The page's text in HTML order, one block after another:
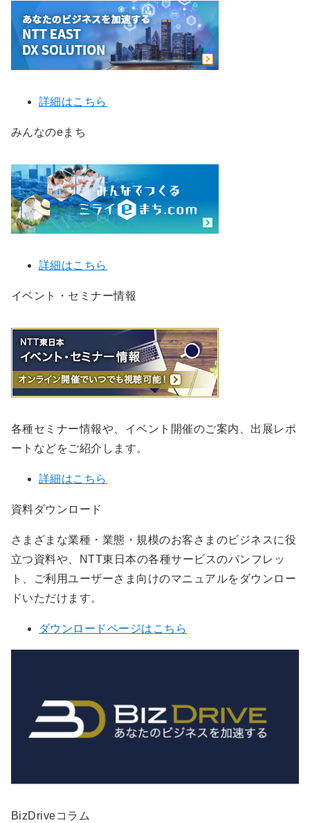
詳細はこちら
みんなのeまち
詳細はこちら
イベント・セミナー情報
各種セミナー情報や、イベント開催のご案内、出展レポ
ートなどをご紹介します。
詳細はこちら
資料ダウンロード
さまざまな業種・業態・規模のお客さまのビジネスに役
立つ資料や、NTT東日本の各種サービスのパンフレッ
ト、ご利用ユーザーさま向けのマニュアルをダウンロー
ドいただけます。
ダウンロードページはこちら
BizDriveコラム